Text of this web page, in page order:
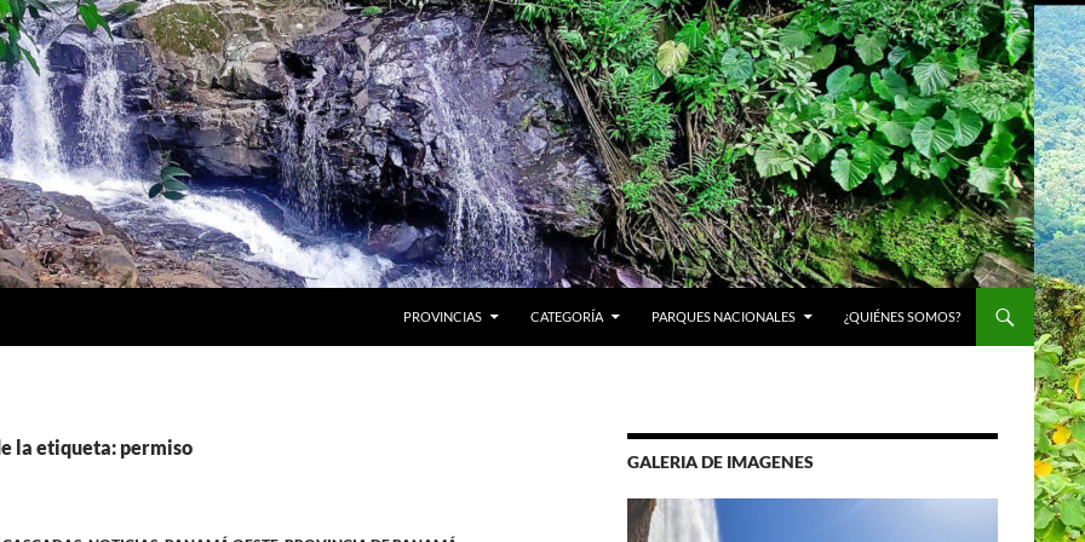
PROVINCIAS CATEGORÍA PARQUES NACIONALES ¿QUIÉNES SOMOS?
la etiqueta: permiso
GALERIA DE IMAGENES